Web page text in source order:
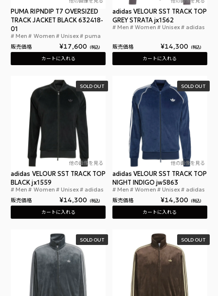
PUMA RIPNDIP T7 OVERSIZED
TRACK JACKET BLACK 632418-
01
Men Women Unisex puma
販売価格 ¥17,600 税込
カートに入れる
adidas VELOUR SST TRACK TOP
GREY STRATA jx1562
Men Women Unisex adidas
販売価格 ¥14,300 税込
カートに入れる
他の画像を見る
アディダス ベロア SST トラックトップ ブラック
adidas VELOUR SST TRACK TOP
BLACK jx1559
Men Women Unisex adidas
販売価格 ¥14,300 税込
SOLD OUT
カートに入れる
他の画像を見る
adidas VELOUR SST TRACK TOP
NIGHT INDIGO jw5863
Men Women Unisex adidas
販売価格 ¥14,300 税込
SOLD OUT
カートに入れる
SOLD OUT SOLD OUT